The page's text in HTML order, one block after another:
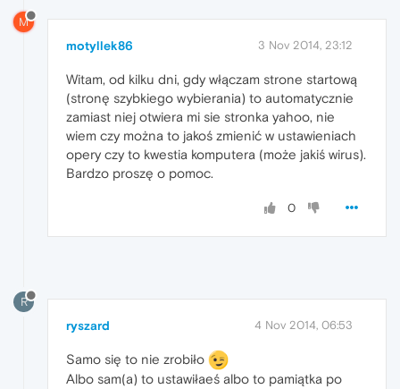
M
motyllek86 3 Nov 2014, 23:12
Witam, od kilku dni, gdy włączam strone startową
(stronę szybkiego wybierania) to automatycznie
zamiast niej otwiera mi sie stronka yahoo, nie
wiem czy można to jakoś zmienić w ustawieniach
opery czy to kwestia komputera (może jakiś wirus).
Bardzo proszę o pomoc.
0
R
ryszard 4 Nov 2014, 06:53
Samo się to nie zrobiło
Albo sam(a) to ustawiłaeś albo to pamiątka po